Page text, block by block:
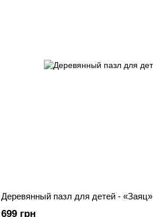
Деревянный пазл для детей - «Заяц»
699 грн